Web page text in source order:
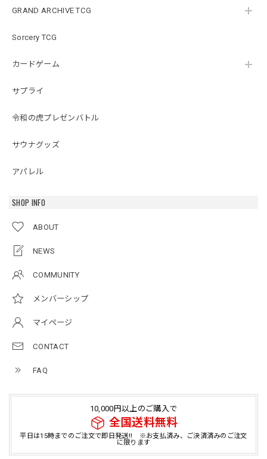
GRAND ARCHIVE TCG
Sorcery TCG
カードゲーム
サプライ
令和の虎プレゼンバトル
サウナグッズ
アパレル
SHOP INFO
ABOUT
NEWS
COMMUNITY
メンバーシップ
マイページ
CONTACT
FAQ
10,000円以上のご購入で
全国送料無料
平日は15時までのご注文で即日発送!! ※お支払済み、ご決済済みのご注文
に限ります